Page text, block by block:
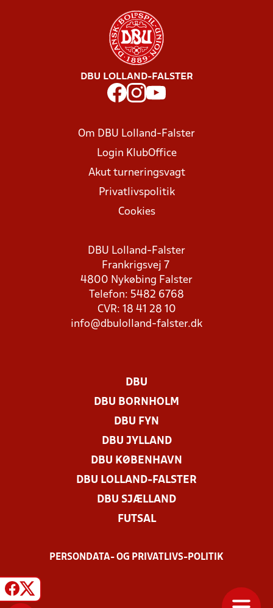
DBU LOLLAND-FALSTER
Om DBU Lolland-Falster
Login KlubOffice
Akut turneringsvagt
Privatlivspolitik
Cookies
DBU Lolland-Falster
Frankrigsvej 7
4800 Nykøbing Falster
Telefon: 5482 6768
CVR: 18 41 28 10
info@dbulolland-falster.dk
DBU
DBU BORNHOLM
DBU FYN
DBU JYLLAND
DBU KØBENHAVN
DBU LOLLAND-FALSTER
DBU SJÆLLAND
FUTSAL
PERSONDATA- OG PRIVATLIVS-POLITIK